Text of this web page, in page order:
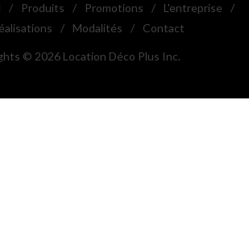
/ Produits / Promotions / L'entreprise
/
/ Modalités / Contact
© 2026 Location Déco Plus Inc.